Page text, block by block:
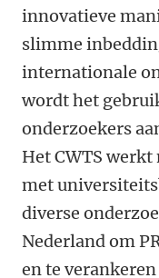
innovatieve
slimme
internationale
wordt het
onderzoekers
Het CWTS werkt
met
diverse
Nederland om
en te